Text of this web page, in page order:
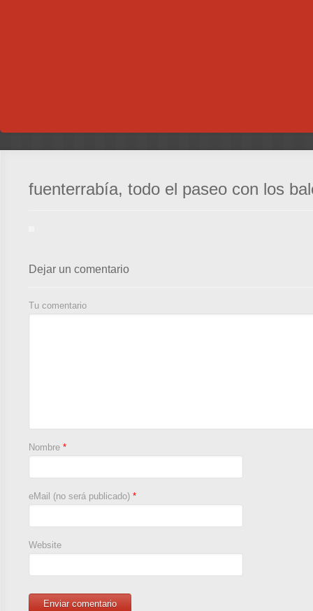
fuenterrabía, todo el paseo con los
Dejar un comentario
Tu comentario
Nombre *
eMail (no será publicado) *
Website